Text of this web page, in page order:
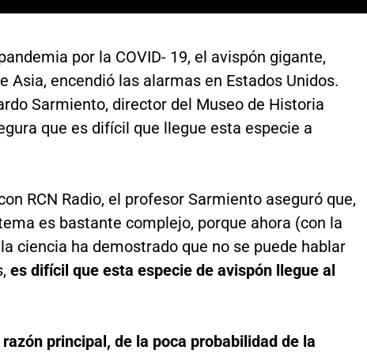
por la COVID- 19, el avispón gigante,
Asia, encendió las alarmas en Estados Unidos.
Sarmiento, director del Museo de Historia
que es difícil que llegue esta especie a
RCN Radio, el profesor Sarmiento aseguró que,
es bastante complejo, porque ahora (con la
ciencia ha demostrado que no se puede hablar
es difícil que esta especie de avispón llegue al
principal, de la poca probabilidad de la